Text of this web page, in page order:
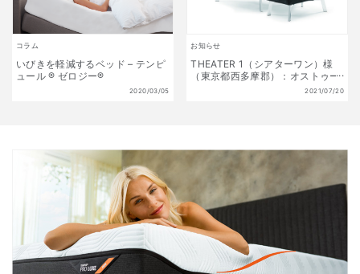
コラム
いびきを軽減するベッド – テンピ
ュール ® ゼロジー®
2020/03/05
お知らせ
THEATER 1（シアターワン）様
（東京都西多摩郡）：オストゥー
2021/07/20